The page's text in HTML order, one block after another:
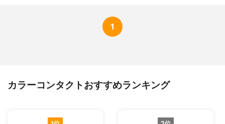
1
カラーコンタクトおすすめランキング